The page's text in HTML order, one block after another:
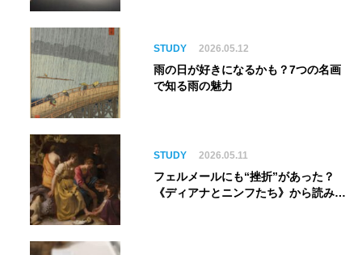
ム】
STUDY 2026.05.12
雨の日が好きになるかも？7つの名画
で知る雨の魅力
STUDY 2026.05.11
フェルメールにも“挫折”があった？
《ディアナとニンフたち》から読み解